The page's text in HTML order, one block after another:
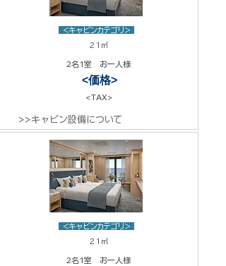
<キャビンカテゴリ>
21㎡
2名1室 お一人様
<価格>
<TAX>
>>キャビン設備について
<キャビンカテゴリ>
21㎡
2名1室 お一人様